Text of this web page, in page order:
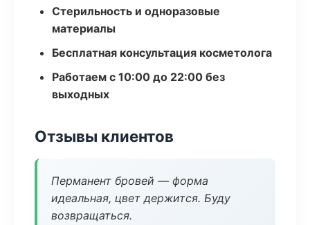
Стерильность и одноразовые
материалы
Бесплатная консультация косметолога
Работаем с 10:00 до 22:00 без
выходных
Отзывы клиентов
Перманент бровей — форма
идеальная, цвет держится. Буду
возвращаться.